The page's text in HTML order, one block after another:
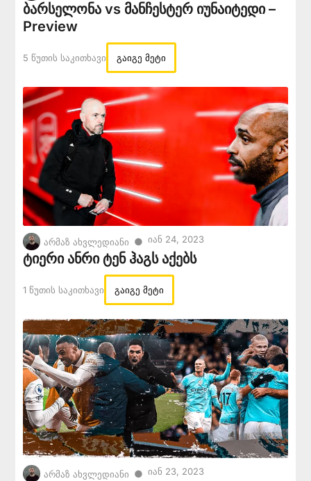
ბარსელონა vs მანჩესტერ იუნაიტედი –
Preview
5 Წუთის Საკითხავი გაიგე მეტი
არმაზ ახვლედიანი ● Იან 24, 2023
ტიერი ანრი ტენ ჰაგს აქებს
1 Წუთის Საკითხავი გაიგე მეტი
არმაზ ახვლედიანი ● Იან 23, 2023